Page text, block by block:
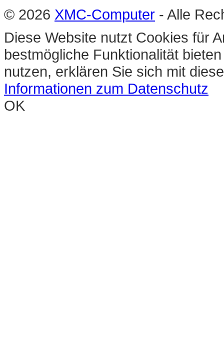
© 2026 XMC-Computer - Alle
Diese Website nutzt Cookies für
bestmögliche Funktionalität
nutzen, erklären Sie sich mit
Informationen zum Datenschutz
OK